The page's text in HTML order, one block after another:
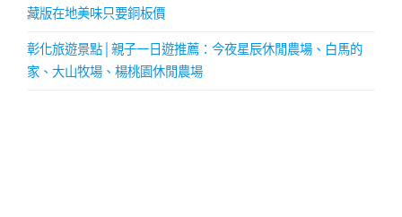
藏版在地美味只要銅板價
彰化旅遊景點│親子一日遊推薦：今夜星辰休閒農場、白馬的
家、大山牧場、楊桃園休閒農場